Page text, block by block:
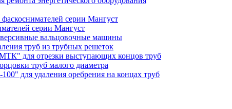
фаскоснимателей серии Мангуст
серии Мангуст
вальцовочные машины
труб из трубных решеток
для отрезки выступающих концов труб
труб малого диаметра
для удаления оребрения на концах труб